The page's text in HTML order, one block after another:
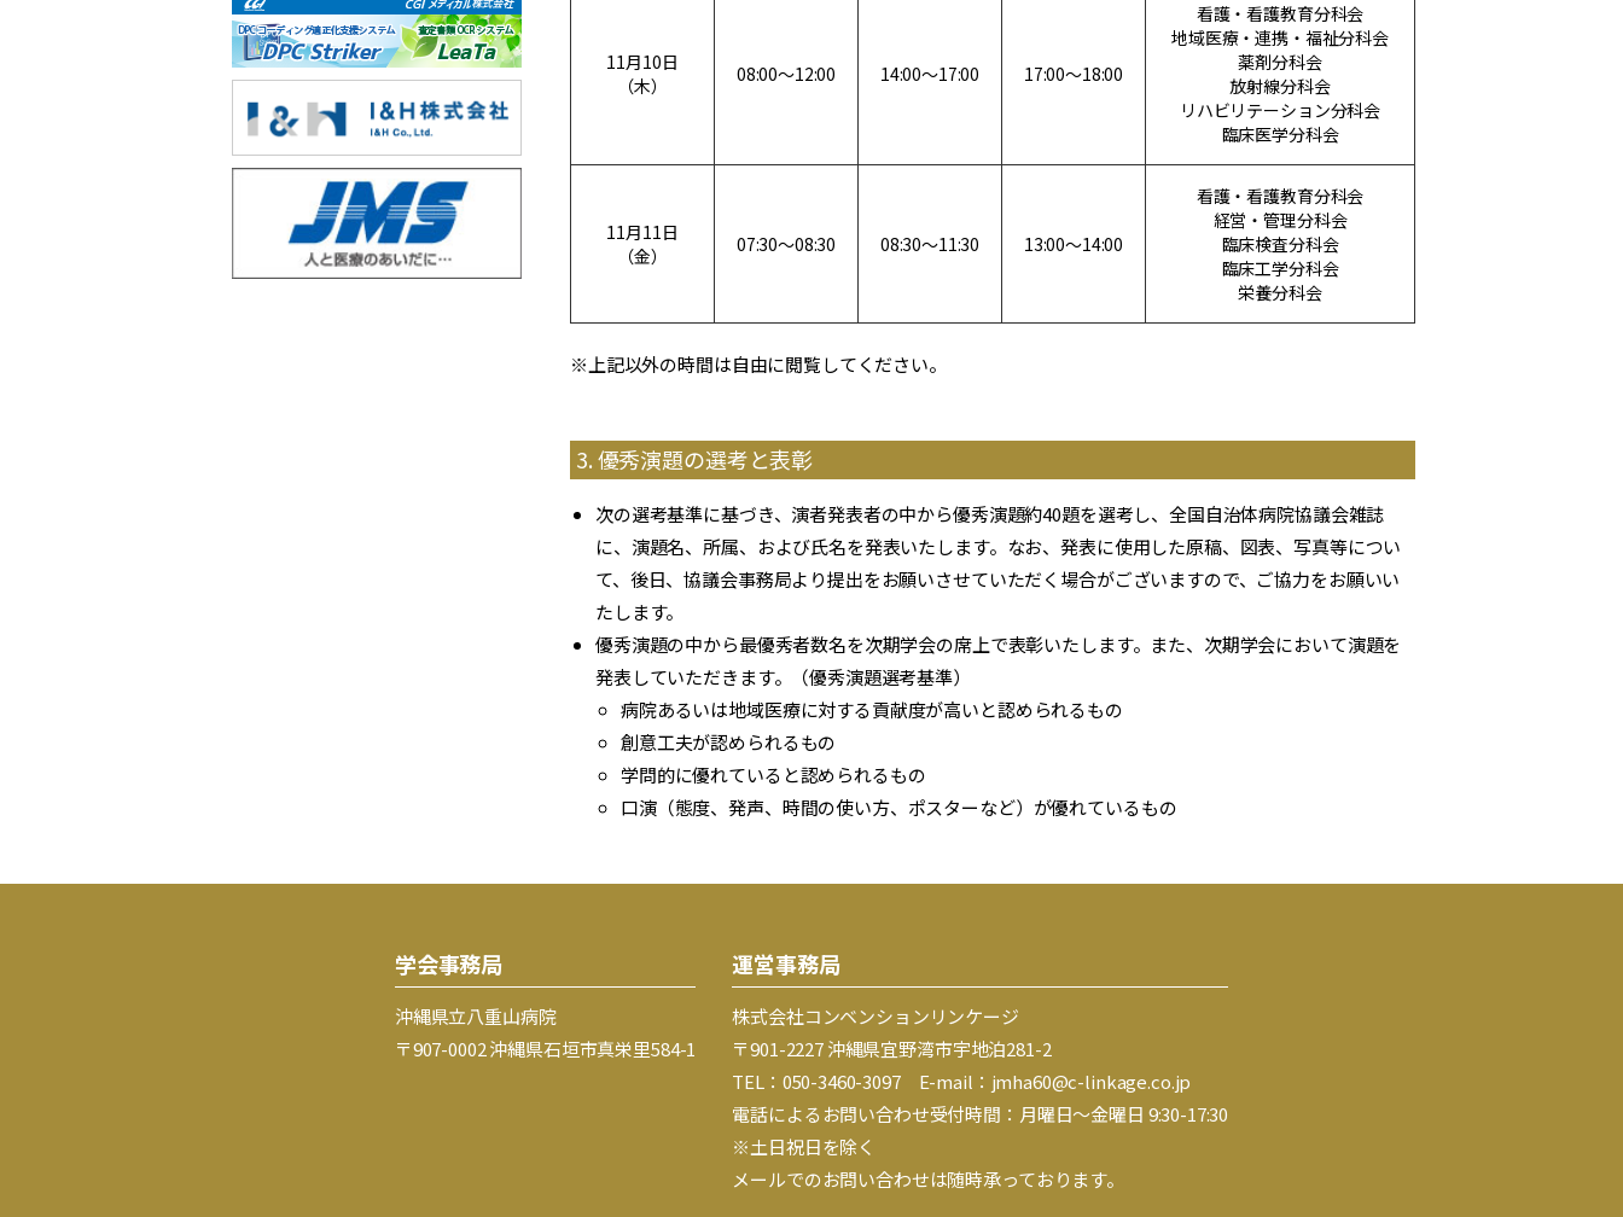
11月10日
（木）
08:00～12:00 14:00～17:00 17:00～18:00
看護・看護教育分科会
地域医療・連携・福祉分科会
薬剤分科会
放射線分科会
リハビリテーション分科会
臨床医学分科会
11月11日
（金）
07:30～08:30 08:30～11:30 13:00～14:00
看護・看護教育分科会
経営・管理分科会
臨床検査分科会
臨床工学分科会
栄養分科会
※上記以外の時間は自由に閲覧してください。
3. 優秀演題の選考と表彰
次の選考基準に基づき、演者発表者の中から優秀演題約40題を選考し、全国自治体病院協議会雑誌
に、演題名、所属、および氏名を発表いたします。なお、発表に使用した原稿、図表、写真等につい
て、後日、協議会事務局より提出をお願いさせていただく場合がございますので、ご協力をお願いい
たします。
優秀演題の中から最優秀者数名を次期学会の席上で表彰いたします。また、次期学会において演題を
発表していただきます。（優秀演題選考基準）
病院あるいは地域医療に対する貢献度が高いと認められるもの
創意工夫が認められるもの
学問的に優れていると認められるもの
口演（態度、発声、時間の使い方、ポスターなど）が優れているもの
学会事務局
沖縄県立八重山病院
〒907-0002 沖縄県石垣市真栄里584-1
運営事務局
株式会社コンベンションリンケージ
〒901-2227 沖縄県宜野湾市宇地泊281-2
TEL：050-3460-3097 E-mail：jmha60@c-linkage.co.jp
電話によるお問い合わせ受付時間：月曜日～金曜日 9:30-17:30
※土日祝日を除く
メールでのお問い合わせは随時承っております。